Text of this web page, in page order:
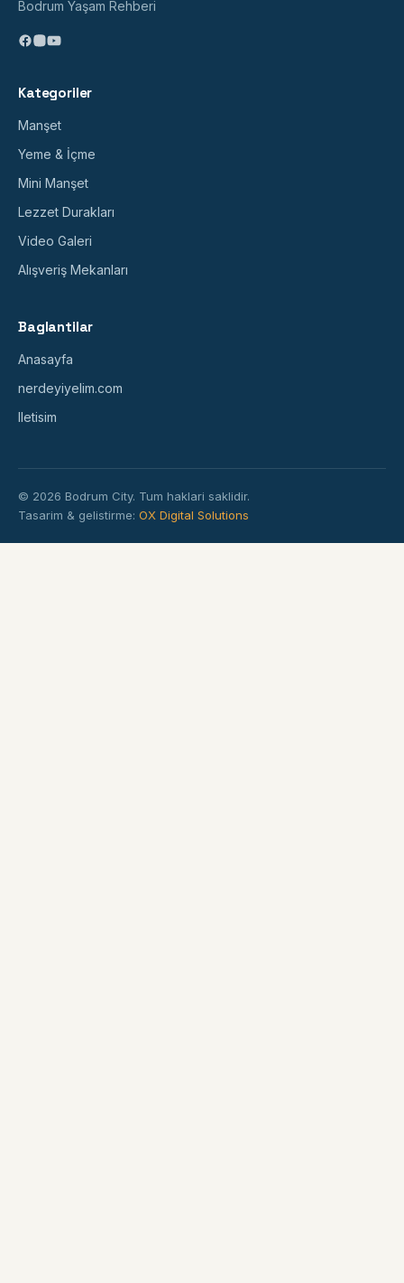
Bodrum Yaşam Rehberi
Kategoriler
Manşet
Yeme & İçme
Mini Manşet
Lezzet Durakları
Video Galeri
Alışveriş Mekanları
Baglantilar
Anasayfa
nerdeyiyelim.com
Iletisim
© 2026 Bodrum City. Tum haklari saklidir.
Tasarim & gelistirme: OX Digital Solutions